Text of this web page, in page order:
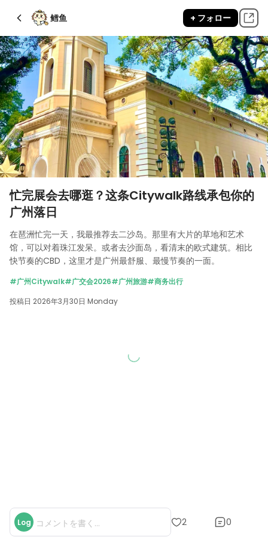
鳕鱼 + フォロー
忙完展会去哪逛？这条Citywalk路线承包你的
广州落日
在琶洲忙完一天，我最推荐去二沙岛。那里有大片的草地和艺术
馆，可以对着珠江发呆。或者去沙面岛，看清末的欧式建筑。相比
快节奏的CBD，这里才是广州最舒服、最慢节奏的一面。
#广州Citywalk#广交会2026#广州旅游#商务出行
投稿日 2026年3月30日 Monday
Log コメントを書く... 2 0